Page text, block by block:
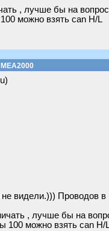
, лучше бы на
можно взять can H/L
видели.))) Проводов в
, лучше бы на
100 можно взять can H/